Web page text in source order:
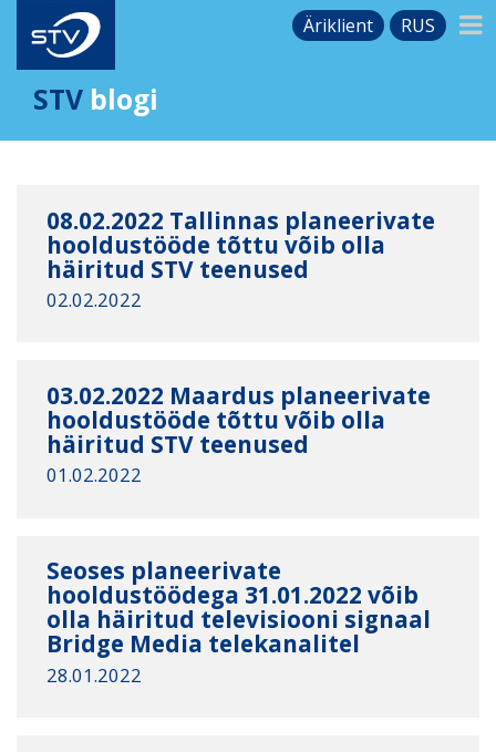
Äriklient RUS
STV blogi
08.02.2022 Tallinnas planeerivate
hooldustööde tõttu võib olla
häiritud STV teenused
02.02.2022
03.02.2022 Maardus planeerivate
hooldustööde tõttu võib olla
häiritud STV teenused
01.02.2022
Seoses planeerivate
hooldustöödega 31.01.2022 võib
olla häiritud televisiooni signaal
Bridge Media telekanalitel
28.01.2022